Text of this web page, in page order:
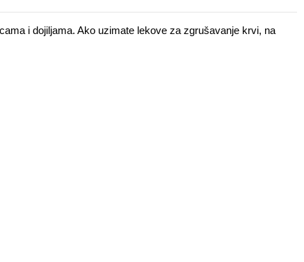
i dojiljama. Ako uzimate lekove za zgrušavanje krvi, na